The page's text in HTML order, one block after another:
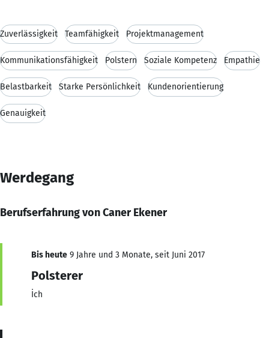
Zuverlässigkeit Teamfähigkeit Projektmanagement
Kommunikationsfähigkeit Polstern Soziale Kompetenz Empathie
Belastbarkeit Starke Persönlichkeit Kundenorientierung
Genauigkeit
Werdegang
Berufserfahrung von Caner Ekener
Bis heute 9 Jahre und 3 Monate, seit Juni 2017
Polsterer
İch